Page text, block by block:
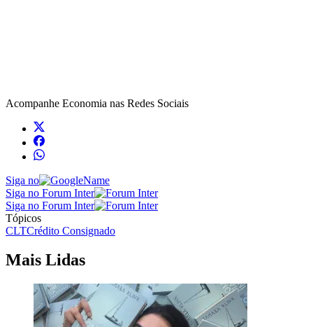
Acompanhe Economia nas Redes Sociais
Siga no
Siga no Forum Inter
Siga no Forum Inter
Tópicos
CLTCrédito Consignado
Mais Lidas